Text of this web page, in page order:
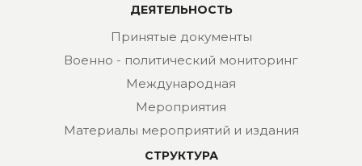
ДЕЯТЕЛЬНОСТЬ
Принятые документы
Военно - политический мониторинг
Международная
Мероприятия
Материалы мероприятий и издания
СТРУКТУРА